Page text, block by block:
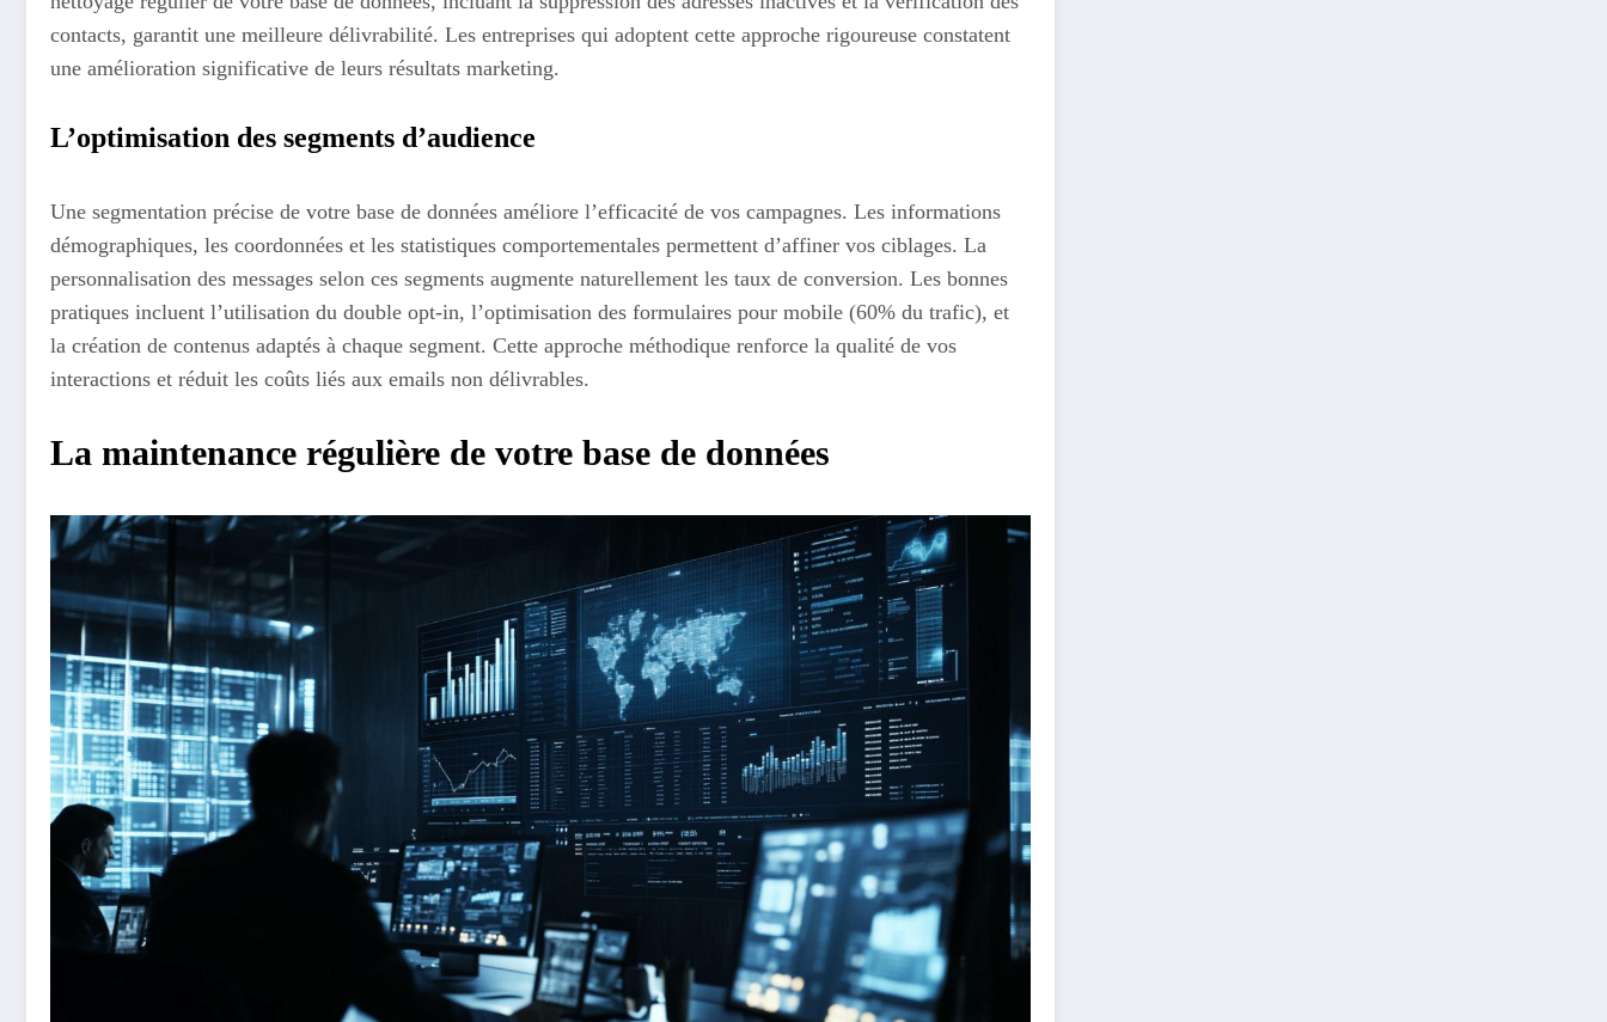
contacts, garantit une meilleure délivrabilité. Les entreprises qui adoptent cette approche rigoureuse constatent
une amélioration significative de leurs résultats marketing.
L’optimisation des segments d’audience
Une segmentation précise de votre base de données améliore l’efficacité de vos campagnes. Les informations
démographiques, les coordonnées et les statistiques comportementales permettent d’affiner vos ciblages. La
personnalisation des messages selon ces segments augmente naturellement les taux de conversion. Les bonnes
pratiques incluent l’utilisation du double opt-in, l’optimisation des formulaires pour mobile (60% du trafic), et
la création de contenus adaptés à chaque segment. Cette approche méthodique renforce la qualité de vos
interactions et réduit les coûts liés aux emails non délivrables.
La maintenance régulière de votre base de données